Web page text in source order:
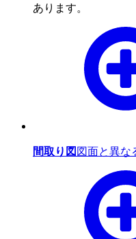
あります。
間取り図 図面と異な